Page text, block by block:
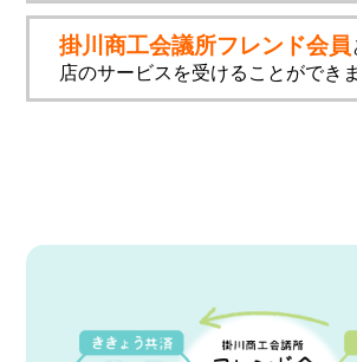
掛川商工会議所フレンド会員
店のサービスを受けることができ